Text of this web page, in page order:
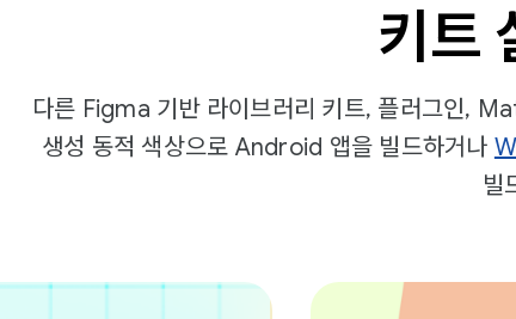
키트
다른 Figma 기반 라이브러리 키트, 플러그인,
생성 동적 색상으로 Android 앱을 빌드하거나
빌